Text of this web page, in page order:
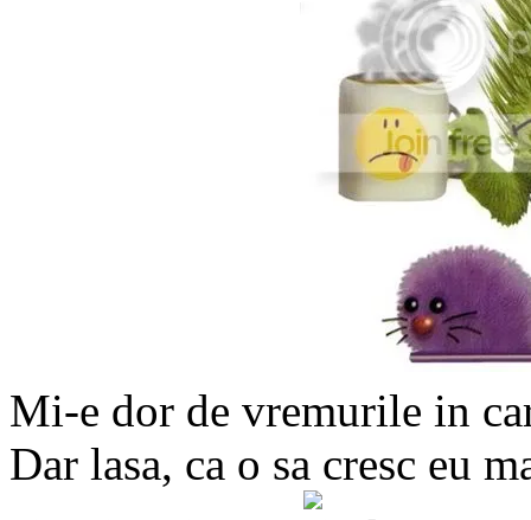
Mi-e dor de vremurile in
Dar lasa, ca o sa cresc eu